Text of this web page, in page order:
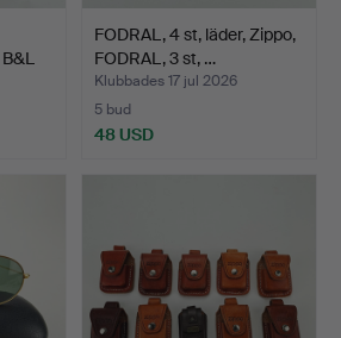
FODRAL, 4 st, läder, Zippo,
FODRAL, 3 st, …
Klubbades 17 jul 2026
5 bud
48 USD